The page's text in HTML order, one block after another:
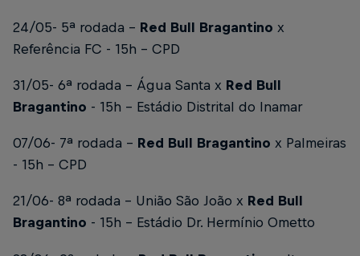
24/05- 5ª rodada - Red Bull Bragantino x
Referência FC - 15h - CPD
31/05- 6ª rodada - Água Santa x Red Bull
Bragantino - 15h - Estádio Distrital do Inamar
07/06- 7ª rodada - Red Bull Bragantino x Palmeiras
- 15h - CPD
21/06- 8ª rodada - União São João x Red Bull
Bragantino - 15h - Estádio Dr. Hermínio Ometto